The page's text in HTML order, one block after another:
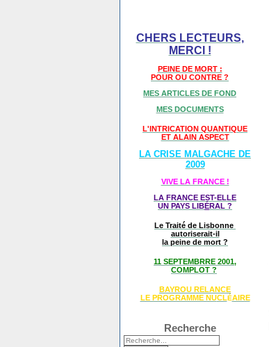
CHERS LECTEURS,
MERCI !
PEINE DE MORT :
POUR OU CONTRE ?
MES ARTICLES DE FOND
MES DOCUMENTS
L'INTRICATION QUANTIQUE
ET ALAIN ASPECT
LA CRISE MALGACHE DE
2009
VIVE LA FRANCE !
LA FRANCE EST-ELLE
UN PAYS LIBÉRAL ?
Le Traité de Lisbonne
autoriserait-il
la peine de mort ?
11 SEPTEMBRRE 2001,
COMPLOT ?
BAYROU RELANCE
LE PROGRAMME NUCLÉAIRE
Recherche